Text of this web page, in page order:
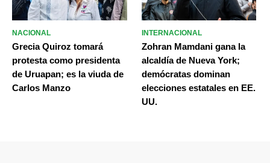
NACIONAL
Grecia Quiroz tomará
protesta como presidenta
de Uruapan; es la viuda de
Carlos Manzo
INTERNACIONAL
Zohran Mamdani gana la
alcaldía de Nueva York;
demócratas dominan
elecciones estatales en EE.
UU.